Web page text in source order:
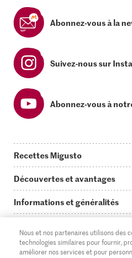
Abonnez-vous à la
Suivez-nous sur
Abonnez-vous à
Recettes Migusto
Idées de menus
Plats principaux
Simple & vite prêt
Découvertes et avantages
On en parle...
Tutoriels
Informations et généralités
Questions concernant Migusto
Cuisiner avec Migusto
Supermarché
Nous et nos partenaires utilisons des
technologies similaires pour fournir,
améliorer nos services et pour